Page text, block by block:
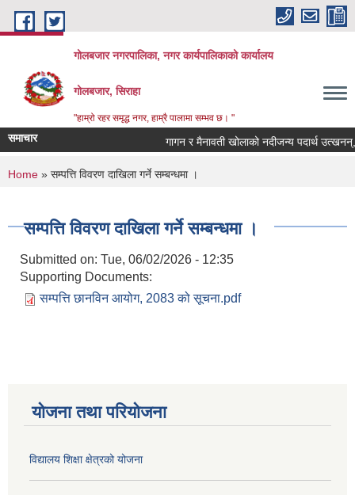
Skip to main content
गोलबजार नगरपालिका, नगर कार्यपालिकाको कार्यालय
गोलबजार, सिराहा
"हाम्रो रहर समृद्ध नगर, हाम्रै पालामा सम्भव छ। "
समाचार गागन र मैनावती खोलाको नदीजन्य पदार्थ
You are here
Home » सम्पत्ति विवरण दाखिला गर्ने सम्बन्धमा ।
सम्पत्ति विवरण दाखिला गर्ने सम्बन्धमा ।
Submitted on: Tue, 06/02/2026 - 12:35
Supporting Documents:
सम्पत्ति छानविन आयोग, 2083 को सूचना.pdf
योजना तथा परियोजना
विद्यालय शिक्षा क्षेत्रको योजना